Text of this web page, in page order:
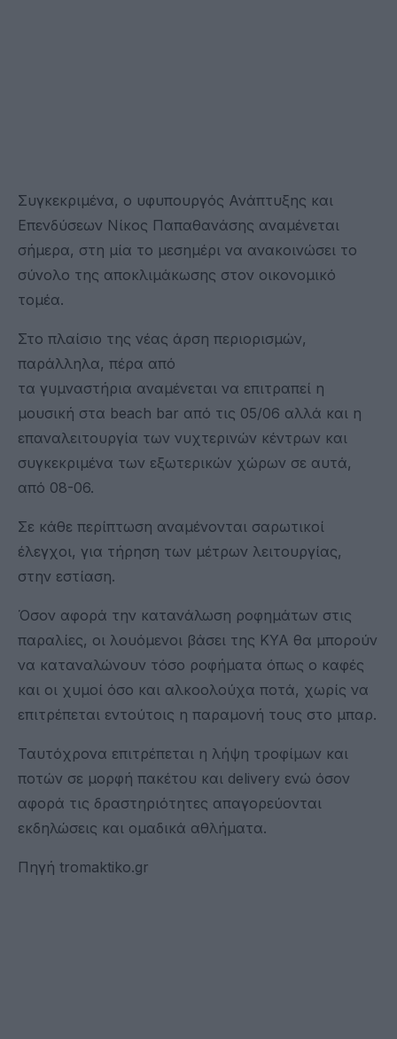
Συγκεκριμένα, ο υφυπουργός Ανάπτυξης και
Επενδύσεων Νίκος Παπαθανάσης αναμένεται
σήμερα, στη μία το μεσημέρι να ανακοινώσει το
σύνολο της αποκλιμάκωσης στον οικονομικό
τομέα.
Στο πλαίσιο της νέας άρση περιορισμών,
παράλληλα, πέρα από
τα γυμναστήρια αναμένεται να επιτραπεί η
μουσική στα beach bar από τις 05/06 αλλά και η
επαναλειτουργία των νυχτερινών κέντρων και
συγκεκριμένα των εξωτερικών χώρων σε αυτά,
από 08-06.
Σε κάθε περίπτωση αναμένονται σαρωτικοί
έλεγχοι, για τήρηση των μέτρων λειτουργίας,
στην εστίαση.
Όσον αφορά την κατανάλωση ροφημάτων στις
παραλίες, οι λουόμενοι βάσει της ΚΥΑ θα μπορούν
να καταναλώνουν τόσο ροφήματα όπως ο καφές
και οι χυμοί όσο και αλκοολούχα ποτά, χωρίς να
επιτρέπεται εντούτοις η παραμονή τους στο μπαρ.
Ταυτόχρονα επιτρέπεται η λήψη τροφίμων και
ποτών σε μορφή πακέτου και delivery ενώ όσον
αφορά τις δραστηριότητες απαγορεύονται
εκδηλώσεις και ομαδικά αθλήματα.
Πηγή tromaktiko.gr